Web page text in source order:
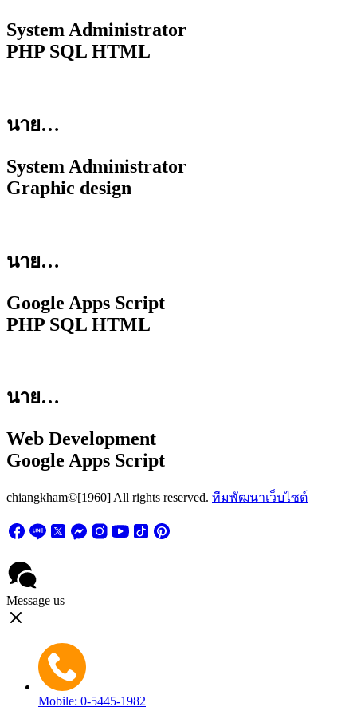
System Administrator
PHP SQL HTML
นาย…
System Administrator
Graphic design
นาย…
Google Apps Script
PHP SQL HTML
นาย…
Web Development
Google Apps Script
chiangkham©[1960] All rights reserved. ทีมพัฒนาเว็บไซต์
Message us
Mobile: 0-5445-1982